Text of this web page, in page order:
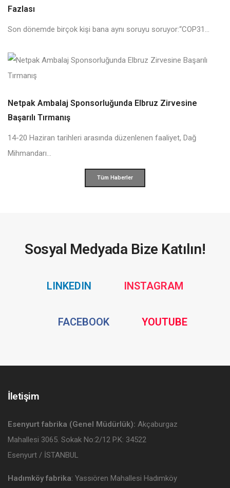
Fazlası
Son dönemde birçok kişi bana aynı soruyu soruyor:“COP31...
Netpak Ambalaj Sponsorluğunda Elbruz Zirvesine
Başarılı Tırmanış
14-20 Haziran tarihleri arasında düzenlenen faaliyet, Dağ
Mihmandarı...
Tüm Haberler
Sosyal Medyada Bize Katılın!
LINKEDINSocial INSTAGRAMSocial
FACEBOOKSocial YOUTUBESocial
İletişim
Esenyurt fabrika (Genel Müdürlük): Akçaburgaz
Mahallesi 3065. Sokak No:2/12 P.K: 34522
Esenyurt / İSTANBUL
Hadımköy fabrika: Yassıören Mahallesi Hadımköy